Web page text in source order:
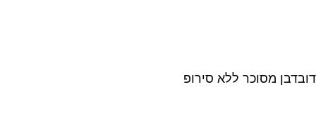
דובדבן מסוכר ללא סירופ